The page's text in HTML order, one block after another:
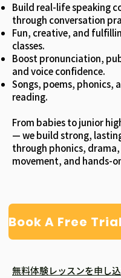
Build real-life speaking
through conversation
Fun, creative, and
classes.
Boost pronunciation,
and voice confidence.
Songs, poems, phonics,
reading.
From babies to junior
— we build strong,
through phonics,
movement, and hands-
無料体験レッスンを申し